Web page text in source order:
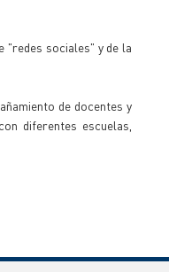
"redes sociales" y de la
de docentes y
diferentes escuelas,